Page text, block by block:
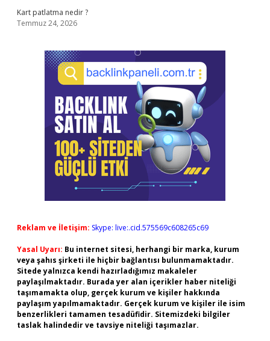
Kart patlatma nedir ?
Temmuz 24, 2026
Reklam ve İletişim: Skype: live:.cid.575569c608265c69
Yasal Uyarı: Bu internet sitesi, herhangi bir marka, kurum
veya şahıs şirketi ile hiçbir bağlantısı bulunmamaktadır.
Sitede yalnızca kendi hazırladığımız makaleler
paylaşılmaktadır. Burada yer alan içerikler haber niteliği
taşımamakta olup, gerçek kurum ve kişiler hakkında
paylaşım yapılmamaktadır. Gerçek kurum ve kişiler ile isim
benzerlikleri tamamen tesadüfidir. Sitemizdeki bilgiler
taslak halindedir ve tavsiye niteliği taşımazlar.